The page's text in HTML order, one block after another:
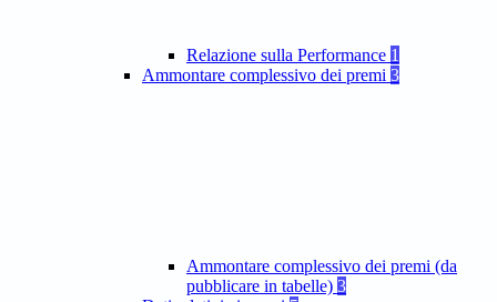
Relazione sulla Performance 1
Ammontare complessivo dei premi 3
Ammontare complessivo dei premi (da
pubblicare in tabelle) 3